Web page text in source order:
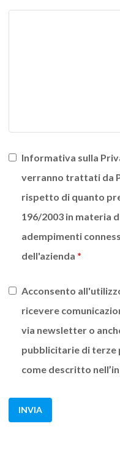
Informativa sulla
verranno trattati da
rispetto di quanto
196/2003 in materia
adempimenti
dell'azienda *
Acconsento
ricevere
via newsletter o
pubblicitarie di terze
come descritto